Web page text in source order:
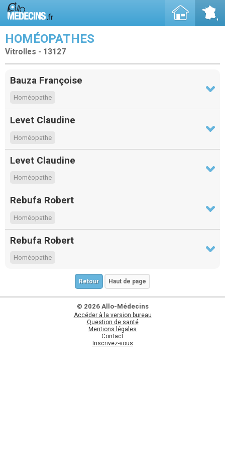
HOMÉOPATHES
Vitrolles - 13127
Bauza Françoise
Homéopathe
Levet Claudine
Homéopathe
Levet Claudine
Homéopathe
Rebufa Robert
Homéopathe
Rebufa Robert
Homéopathe
Retour Haut de page
© 2026 Allo-Médecins
Accéder à la version bureau
Question de santé
Mentions légales
Contact
Inscrivez-vous